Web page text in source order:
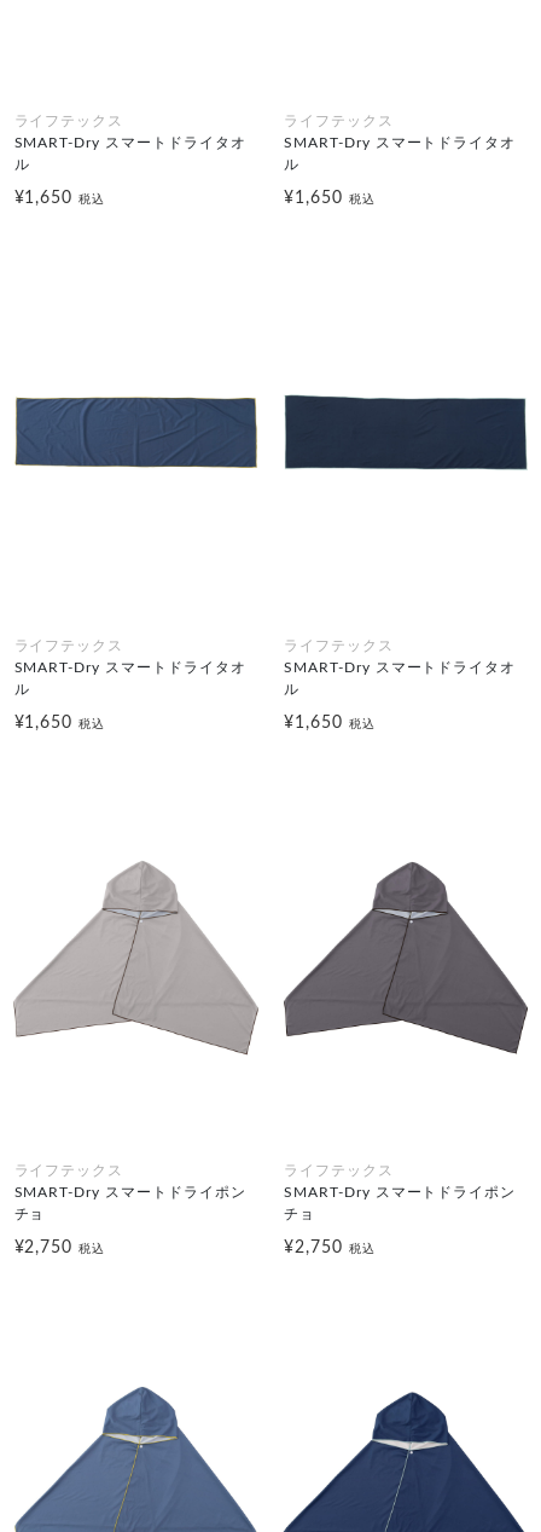
ライフテックス
SMART-Dry スマートドライタオ
ル
¥1,650税込
ライフテックス
SMART-Dry スマートドライタオ
ル
¥1,650 税込
ライフテックス
SMART-Dry スマートドライタオ
ル
¥1,650税込
ライフテックス
SMART-Dry スマートドライタオ
ル
¥1,650 税込
ライフテックス
SMART-Dry スマートドライポン
チョ
¥2,750税込
ライフテックス
SMART-Dry スマートドライポン
チョ
¥2,750 税込